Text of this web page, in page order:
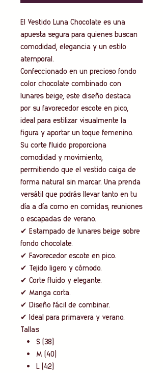
El Vestido Luna Chocolate es una
apuesta segura para quienes buscan
comodidad, elegancia y un estilo
atemporal.
Confeccionado en un precioso fondo
color chocolate combinado con
lunares beige, este diseño destaca
por su favorecedor escote en pico,
ideal para estilizar visualmente la
figura y aportar un toque femenino.
Su corte fluido proporciona
comodidad y movimiento,
permitiendo que el vestido caiga de
forma natural sin marcar. Una prenda
versátil que podrás llevar tanto en tu
día a día como en comidas, reuniones
o escapadas de verano.
✔ Estampado de lunares beige sobre
fondo chocolate.
✔ Favorecedor escote en pico.
✔ Tejido ligero y cómodo.
✔ Corte fluido y elegante.
✔ Manga corta.
✔ Diseño fácil de combinar.
✔ Ideal para primavera y verano.
Tallas
• S (38)
• M (40)
• L (42)